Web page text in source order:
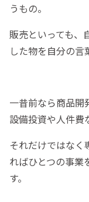
うもの。
販売といっても、
した物を自分の言
一昔前なら商品開
設備投資や人件費
それだけではな
ればひとつの事業
す。